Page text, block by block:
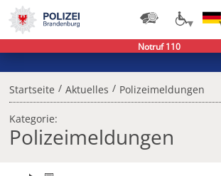
Startseite / Aktuelles / Polizeimeldungen
Kategorie:
Polizeimeldungen
Notruf 110